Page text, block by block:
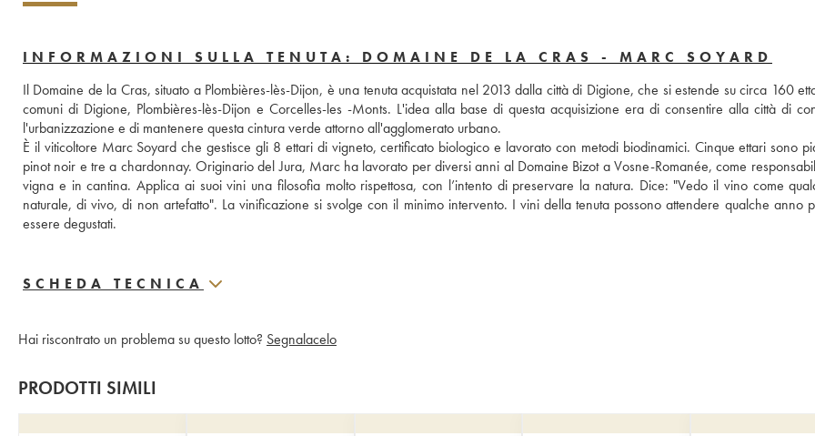
INFORMAZIONI SULLA TENUTA: DOMAINE DE LA CRAS - MARC SOYARD
Il Domaine de la Cras, situato a Plombières-lès-Dijon, è una tenuta acquistata nel 2013 dalla città di Digione, che si estende su circa 160
comuni di Digione, Plombières-lès-Dijon e Corcelles-les -Monts. L'idea alla base di questa acquisizione era di consentire alla città di
l'urbanizzazione e di mantenere questa cintura verde attorno all'agglomerato urbano.
È il viticoltore Marc Soyard che gestisce gli 8 ettari di vigneto, certificato biologico e lavorato con metodi biodinamici. Cinque ettari sono
pinot noir e tre a chardonnay. Originario del Jura, Marc ha lavorato per diversi anni al Domaine Bizot a Vosne-Romanée, come
vigna e in cantina. Applica ai suoi vini una filosofia molto rispettosa, con l’intento di preservare la natura. Dice: "Vedo il vino come
naturale, di vivo, di non artefatto". La vinificazione si svolge con il minimo intervento. I vini della tenuta possono attendere qualche anno
essere degustati.
SCHEDA TECNICA
Hai riscontrato un problema su questo lotto? Segnalacelo
PRODOTTI SIMILI